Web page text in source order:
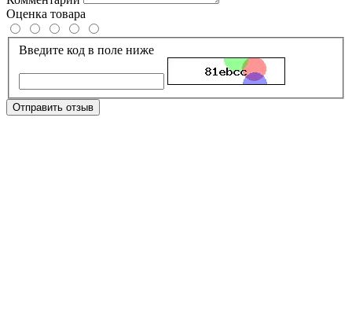
Оценка товара
Введите код в поле ниже
Отправить отзыв